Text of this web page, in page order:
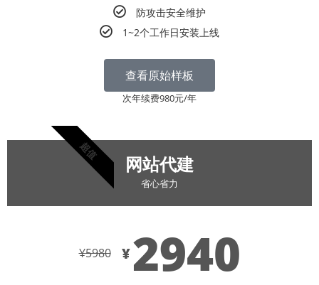
防攻击安全维护
1~2个工作日安装上线
查看原始样板
次年续费980元/年
超值
网站代建
省心省力
¥5980 ¥2940